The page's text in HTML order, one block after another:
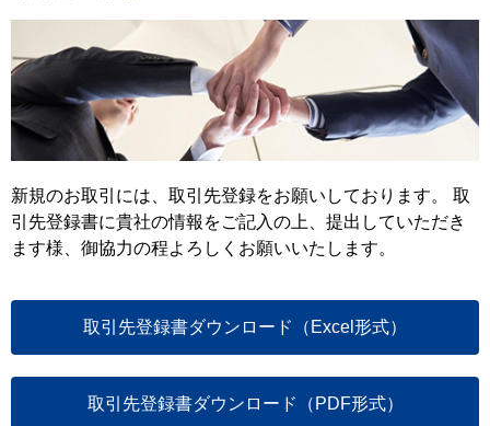
新規のお取引には、取引先登録をお願いしております。 取
引先登録書に貴社の情報をご記入の上、提出していただき
ます様、御協力の程よろしくお願いいたします。
取引先登録書ダウンロード（Excel形式）
取引先登録書ダウンロード（PDF形式）